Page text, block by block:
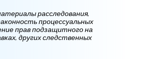
расследования,
процессуальных
прав подзащитного на
других следственных